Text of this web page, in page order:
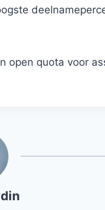
open quota voor